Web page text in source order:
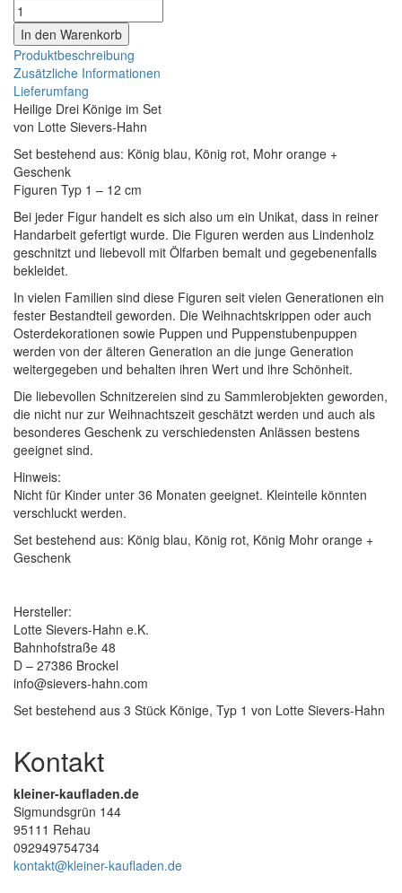
Produktbeschreibung
Zusätzliche Informationen
Lieferumfang
Heilige Drei Könige im Set
von Lotte Sievers-Hahn
Set bestehend aus: König blau, König rot, Mohr orange +
Geschenk
Figuren Typ 1 – 12 cm
Bei jeder Figur handelt es sich also um ein Unikat, dass in reiner
Handarbeit gefertigt wurde. Die Figuren werden aus Lindenholz
geschnitzt und liebevoll mit Ölfarben bemalt und gegebenenfalls
bekleidet.
In vielen Familien sind diese Figuren seit vielen Generationen ein
fester Bestandteil geworden. Die Weihnachtskrippen oder auch
Osterdekorationen sowie Puppen und Puppenstubenpuppen
werden von der älteren Generation an die junge Generation
weitergegeben und behalten ihren Wert und ihre Schönheit.
Die liebevollen Schnitzereien sind zu Sammlerobjekten geworden,
die nicht nur zur Weihnachtszeit geschätzt werden und auch als
besonderes Geschenk zu verschiedensten Anlässen bestens
geeignet sind.
Hinweis:
Nicht für Kinder unter 36 Monaten geeignet. Kleinteile könnten
verschluckt werden.
Set bestehend aus: König blau, König rot, König Mohr orange +
Geschenk
Hersteller:
Lotte Sievers-Hahn e.K.
Bahnhofstraße 48
D – 27386 Brockel
info@sievers-hahn.com
Set bestehend aus 3 Stück Könige, Typ 1 von Lotte Sievers-Hahn
Kontakt
kleiner-kaufladen.de
Sigmundsgrün 144
95111 Rehau
092949754734
kontakt@kleiner-kaufladen.de